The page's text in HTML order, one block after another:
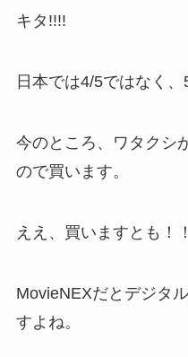
キタ!!!!
日本では4/5ではなく、
今のところ、ワタクシ
ので買います。
ええ、買いますとも！！
MovieNEXだとデジタ
すよね。